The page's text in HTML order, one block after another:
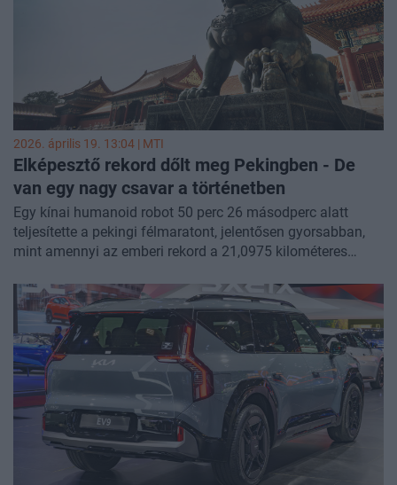
2026. április 19. 13:04 | MTI
Elképesztő rekord dőlt meg Pekingben - De
van egy nagy csavar a történetben
Egy kínai humanoid robot 50 perc 26 másodperc alatt
teljesítette a pekingi félmaratont, jelentősen gyorsabban,
mint amennyi az emberi rekord a 21,0975 kilométeres